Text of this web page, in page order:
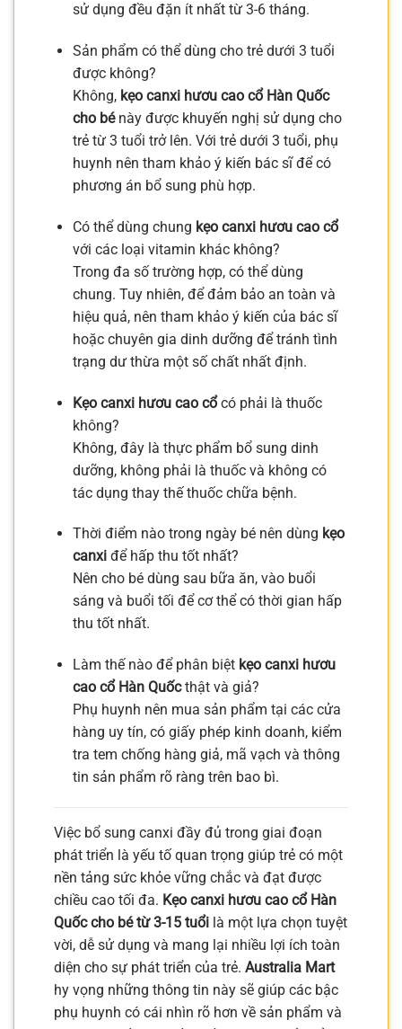
sử dụng đều đặn ít nhất từ 3-6 tháng.
Sản phẩm có thể dùng cho trẻ dưới 3 tuổi
được không?
Không, kẹo canxi hươu cao cổ Hàn Quốc
cho bénày được khuyến nghị sử dụng cho
trẻ từ 3 tuổi trở lên. Với trẻ dưới 3 tuổi, phụ
huynh nên tham khảo ý kiến bác sĩ để có
phương án bổ sung phù hợp.
Có thể dùng chung kẹo canxi hươu cao cổ
với các loại vitamin khác không?
Trong đa số trường hợp, có thể dùng
chung. Tuy nhiên, để đảm bảo an toàn và
hiệu quả, nên tham khảo ý kiến của bác sĩ
hoặc chuyên gia dinh dưỡng để tránh tình
trạng dư thừa một số chất nhất định.
Kẹo canxi hươu cao cổcó phải là thuốc
không?
Không, đây là thực phẩm bổ sung dinh
dưỡng, không phải là thuốc và không có
tác dụng thay thế thuốc chữa bệnh.
Thời điểm nào trong ngày bé nên dùng kẹo
canxiđể hấp thu tốt nhất?
Nên cho bé dùng sau bữa ăn, vào buổi
sáng và buổi tối để cơ thể có thời gian hấp
thu tốt nhất.
Làm thế nào để phân biệt kẹo canxi hươu
cao cổ Hàn Quốcthật và giả?
Phụ huynh nên mua sản phẩm tại các cửa
hàng uy tín, có giấy phép kinh doanh, kiểm
tra tem chống hàng giả, mã vạch và thông
tin sản phẩm rõ ràng trên bao bì.
Việc bổ sung canxi đầy đủ trong giai đoạn
phát triển là yếu tố quan trọng giúp trẻ có một
nền tảng sức khỏe vững chắc và đạt được
chiều cao tối đa. Kẹo canxi hươu cao cổ Hàn
Quốc cho bé từ 3-15 tuổi là một lựa chọn tuyệt
vời, dễ sử dụng và mang lại nhiều lợi ích toàn
diện cho sự phát triển của trẻ. Australia Mart
hy vọng những thông tin này sẽ giúp các bậc
phụ huynh có cái nhìn rõ hơn về sản phẩm và